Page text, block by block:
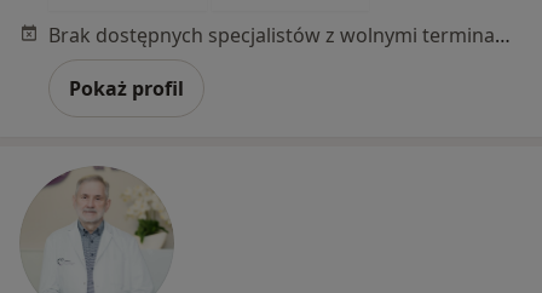
Brak dostępnych specjalistów z wolnymi terminami w tym centrum medycznym.
Pokaż profil